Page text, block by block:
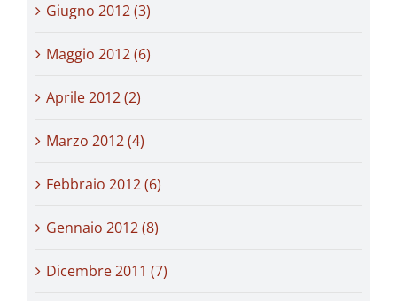
Giugno 2012 (3)
Maggio 2012 (6)
Aprile 2012 (2)
Marzo 2012 (4)
Febbraio 2012 (6)
Gennaio 2012 (8)
Dicembre 2011 (7)